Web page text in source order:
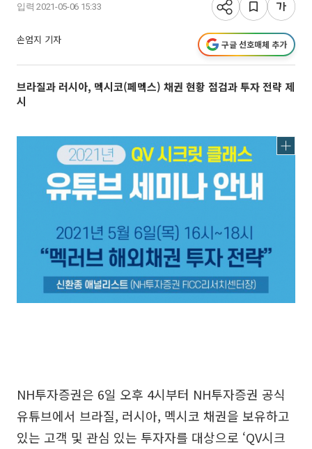
입력 2021-05-06 15:33
손엄지 기자 구글 선호매체 추가
브라질과 러시아, 멕시코(페멕스) 채권 현황 점검과 투자 전략 제
시
NH투자증권은 6일 오후 4시부터 NH투자증권 공식
유튜브에서 브라질, 러시아, 멕시코 채권을 보유하고
있는 고객 및 관심 있는 투자자를 대상으로 ‘QV시크